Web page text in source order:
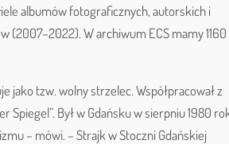
albumów fotograficznych, autorskich i
(2007–2022). W archiwum ECS mamy 1160
tzw. wolny strzelec. Współpracował z
Był w Gdańsku w sierpniu 1980
– mówi. – Strajk w Stoczni Gdańskiej